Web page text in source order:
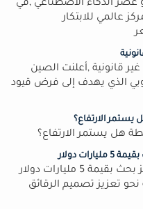
عصر الذكاء الاصطناعي ,في
عالمي للابتكار
قانونية ,أعلنت الصين
الذي يهدف إلى فرض قيود
دولار
أميركا تختبر قوة الرقائق بإطلاق مركز بحث بقيمة 5 مليارات دولار
تعزيز تصميم الرقائق